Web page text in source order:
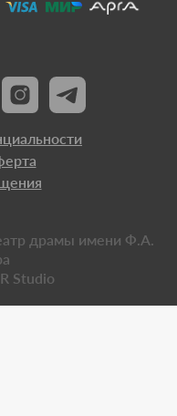
драмы имени Ф.А.
Studio